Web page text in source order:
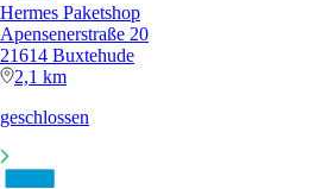
Hermes Paketshop
Apensenerstraße 20
21614 Buxtehude
2,1 km
geschlossen